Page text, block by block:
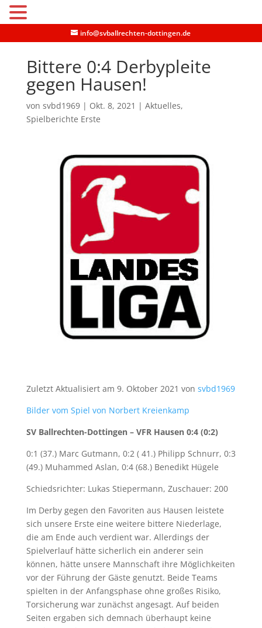
info@svballrechten-dottingen.de
Bittere 0:4 Derbypleite
gegen Hausen!
von svbd1969| Okt. 8, 2021 | Aktuelles,
Spielberichte Erste
Zuletzt Aktualisiert am 9. Oktober 2021 von svbd1969
Bilder vom Spiel von Norbert Kreienkamp
SV Ballrechten-Dottingen – VFR Hausen 0:4 (0:2)
0:1 (37.) Marc Gutmann, 0:2 ( 41.) Philipp Schnurr, 0:3
(49.) Muhammed Aslan, 0:4 (68.) Benedikt Hügele
Schiedsrichter: Lukas Stiepermann, Zuschauer: 200
Im Derby gegen den Favoriten aus Hausen leistete
sich unsere Erste eine weitere bittere Niederlage,
die am Ende auch verdient war. Allerdings der
Spielverlauf hätte sicherlich ein anderer sein
können, hätte unsere Mannschaft ihre Möglichkeiten
vor der Führung der Gäste genutzt. Beide Teams
spielten in der Anfangsphase ohne großes Risiko,
Torsicherung war zunächst angesagt. Auf beiden
Seiten ergaben sich demnach überhaupt keine